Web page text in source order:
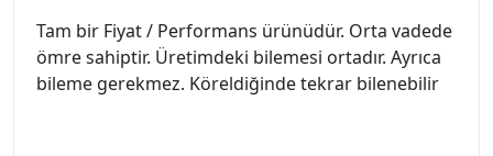
Tam bir Fiyat / Performans ürünüdür. Orta vadede
ömre sahiptir. Üretimdeki bilemesi ortadır. Ayrıca
bileme gerekmez. Köreldiğinde tekrar bilenebilir